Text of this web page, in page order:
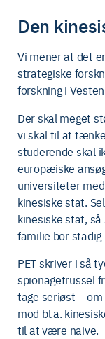
Den
Vi mener at det
strategiske
forskning i
Der skal meget
vi skal til at
studerende skal
europæiske
universiteter
kinesiske stat.
kinesiske stat,
familie bor stadig
PET skriver i så
spionagetrussel
tage seriøst –
mod bl.a.
til at være naive.